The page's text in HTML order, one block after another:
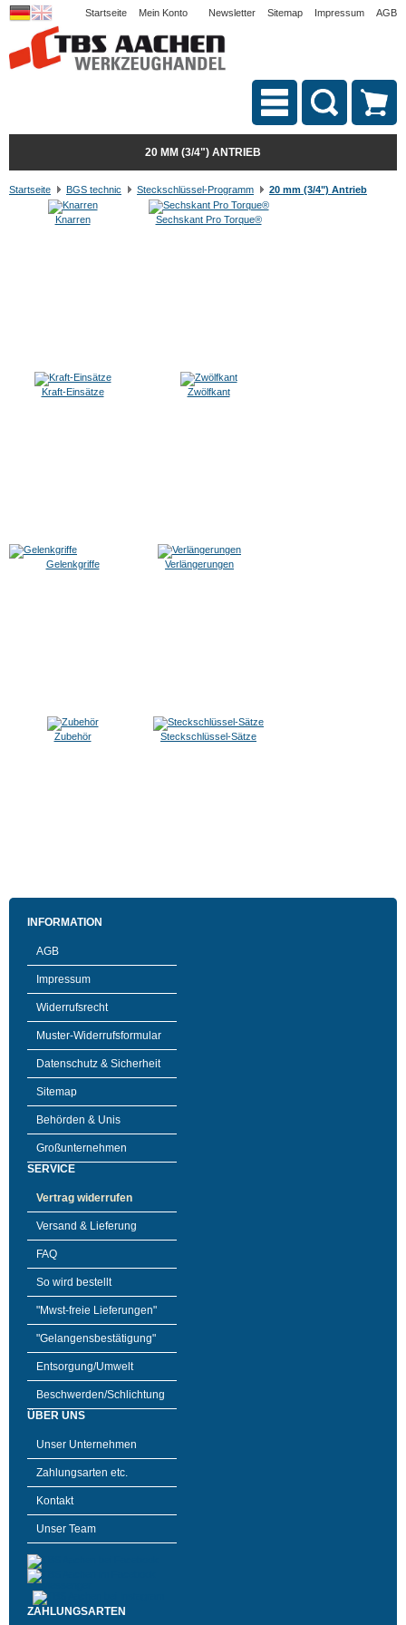
Startseite Mein Konto Newsletter Sitemap Impressum AGB
20 MM (3/4") ANTRIEB
Startseite BGS technic Steckschlüssel-Programm 20 mm (3/4") Antrieb
Knarren Sechskant Pro Torque®
Kraft-Einsätze Zwölfkant
Gelenkgriffe Verlängerungen
Zubehör Steckschlüssel-Sätze
INFORMATION
AGB
Impressum
Widerrufsrecht
Muster-Widerrufsformular
Datenschutz & Sicherheit
Sitemap
Behörden & Unis
Großunternehmen
SERVICE
Vertrag widerrufen
Versand & Lieferung
FAQ
So wird bestellt
"Mwst-freie Lieferungen"
"Gelangensbestätigung"
Entsorgung/Umwelt
Beschwerden/Schlichtung
ÜBER UNS
Unser Unternehmen
Zahlungsarten etc.
Kontakt
Unser Team
ZAHLUNGSARTEN